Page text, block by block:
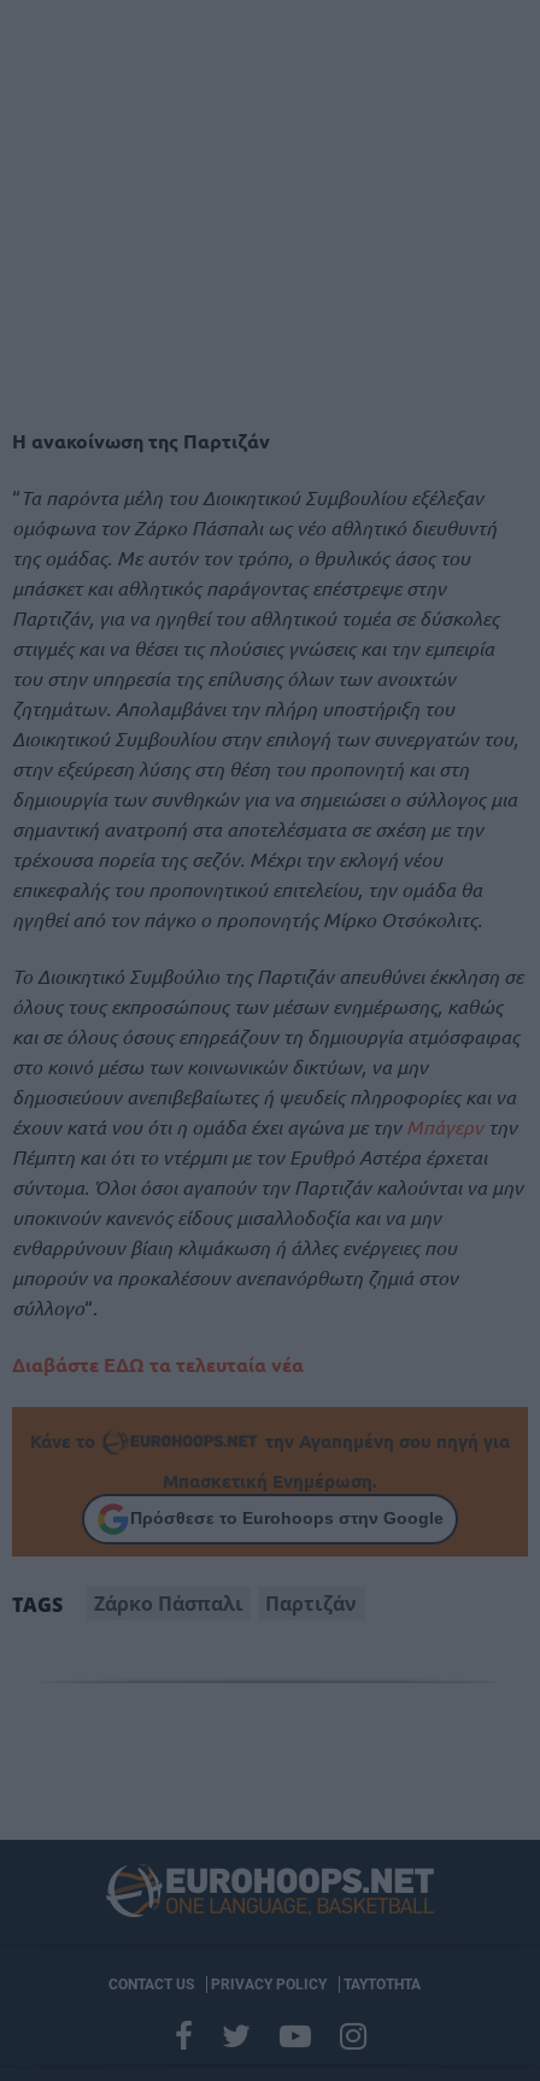
Η ανακοίνωση της Παρτιζάν
“ Τα παρόντα μέλη του Διοικητικού Συμβουλίου εξέλεξαν
ομόφωνα τον Ζάρκο Πάσπαλι ως νέο αθλητικό διευθυντή
της ομάδας. Με αυτόν τον τρόπο, ο θρυλικός άσος του
μπάσκετ και αθλητικός παράγοντας επέστρεψε στην
Παρτιζάν, για να ηγηθεί του αθλητικού τομέα σε δύσκολες
στιγμές και να θέσει τις πλούσιες γνώσεις και την εμπειρία
του στην υπηρεσία της επίλυσης όλων των ανοιχτών
ζητημάτων. Απολαμβάνει την πλήρη υποστήριξη του
Διοικητικού Συμβουλίου στην επιλογή των συνεργατών του,
στην εξεύρεση λύσης στη θέση του προπονητή και στη
δημιουργία των συνθηκών για να σημειώσει ο σύλλογος μια
σημαντική ανατροπή στα αποτελέσματα σε σχέση με την
τρέχουσα πορεία της σεζόν. Μέχρι την εκλογή νέου
επικεφαλής του προπονητικού επιτελείου, την ομάδα θα
ηγηθεί από τον πάγκο ο προπονητής Μίρκο Οτσόκολιτς.
Το Διοικητικό Συμβούλιο της Παρτιζάν απευθύνει έκκληση σε
όλους τους εκπροσώπους των μέσων ενημέρωσης, καθώς
και σε όλους όσους επηρεάζουν τη δημιουργία ατμόσφαιρας
στο κοινό μέσω των κοινωνικών δικτύων, να μην
δημοσιεύουν ανεπιβεβαίωτες ή ψευδείς πληροφορίες και να
έχουν κατά νου ότι η ομάδα έχει αγώνα με τηνΜπάγερντην
Πέμπτη και ότι το ντέρμπι με τον Ερυθρό Αστέρα έρχεται
σύντομα. Όλοι όσοι αγαπούν την Παρτιζάν καλούνται να μην
υποκινούν κανενός είδους μισαλλοδοξία και να μην
ενθαρρύνουν βίαιη κλιμάκωση ή άλλες ενέργειες που
μπορούν να προκαλέσουν ανεπανόρθωτη ζημιά στον
σύλλογο“.
Διαβάστε ΕΔΩ τα τελευταία νέα
Κάνε το
την Αγαπημένη σου πηγή για
Μπασκετική Ενημέρωση.
Πρόσθεσε το Eurohoops στην Google
TAGS Ζάρκο Πάσπαλι Παρτιζάν
CONTACT US PRIVACY POLICY ΤΑΥΤΟΤΗΤΑ